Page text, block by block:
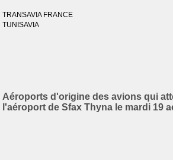
TRANSAVIA FRANCE
TUNISAVIA
Aéroports d'origine des avions qui
l'aéroport de Sfax Thyna le mardi 19